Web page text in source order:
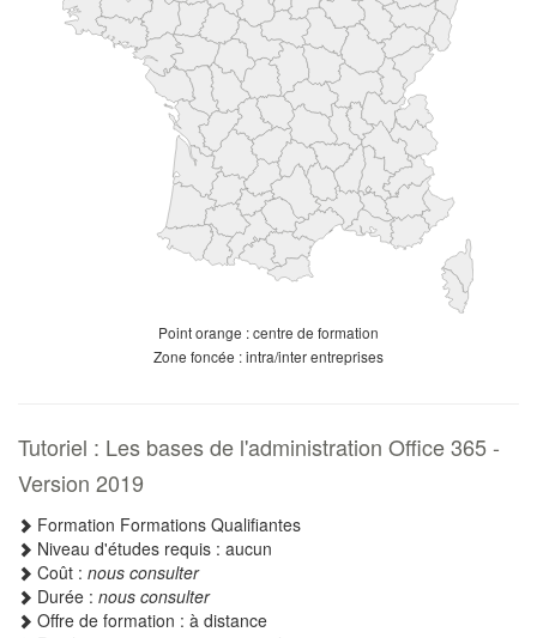
Point orange : centre de formation
Zone foncée : intra/inter entreprises
Tutoriel : Les bases de l'administration Office 365 -
Version 2019
Formation Formations Qualifiantes
Niveau d'études requis : aucun
Coût : nous consulter
Durée : nous consulter
Offre de formation : à distance